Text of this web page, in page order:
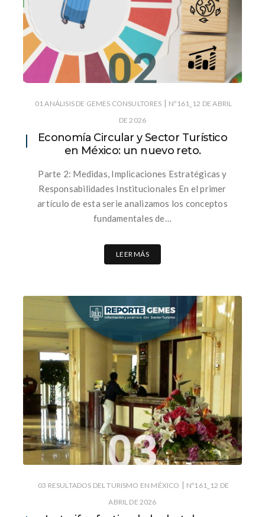
01 ANÁLISIS DE GEMES CONSULTORES | Nº161_12 DE ABRIL
DE 2026
Economía Circular y Sector Turístico
en México: un nuevo reto.
Parte 2: Medidas, Implicaciones Estratégicas y
Responsabilidades Institucionales En el primer
artículo de esta serie analizamos los conceptos
fundamentales de…
LEER MÁS
03 RESULTADOS DEL TURISMO EN MÉXICO | Nº161_12 DE
ABRIL DE 2026